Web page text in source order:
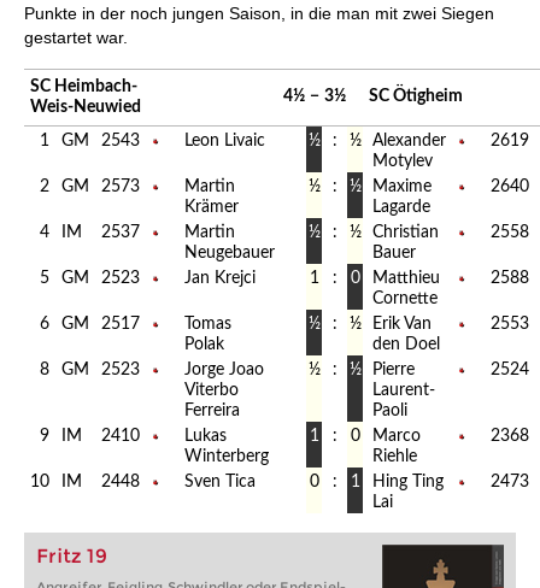
Punkte in der noch jungen Saison, in die man mit zwei Siegen
gestartet war.
SC Heimbach-
Weis-Neuwied
4½ − 3½ SC Ötigheim
1 GM 2543 Leon Livaic ½ : ½
Alexander
Motylev
2619
2 GM 2573
Martin
Krämer
½ : ½
Maxime
Lagarde
2640
4 IM 2537
Martin
Neugebauer
½ : ½
Christian
Bauer
2558
5 GM 2523 Jan Krejci 1 : 0
Matthieu
Cornette
2588
6 GM 2517
Tomas
Polak
½ : ½
Erik Van
den Doel
2553
8 GM 2523
Jorge Joao
Viterbo
Ferreira
½ : ½
Pierre
Laurent-
Paoli
2524
9 IM 2410
Lukas
Winterberg
1 : 0
Marco
Riehle
2368
10 IM 2448 Sven Tica 0 : 1
Hing Ting
Lai
2473
Fritz 19